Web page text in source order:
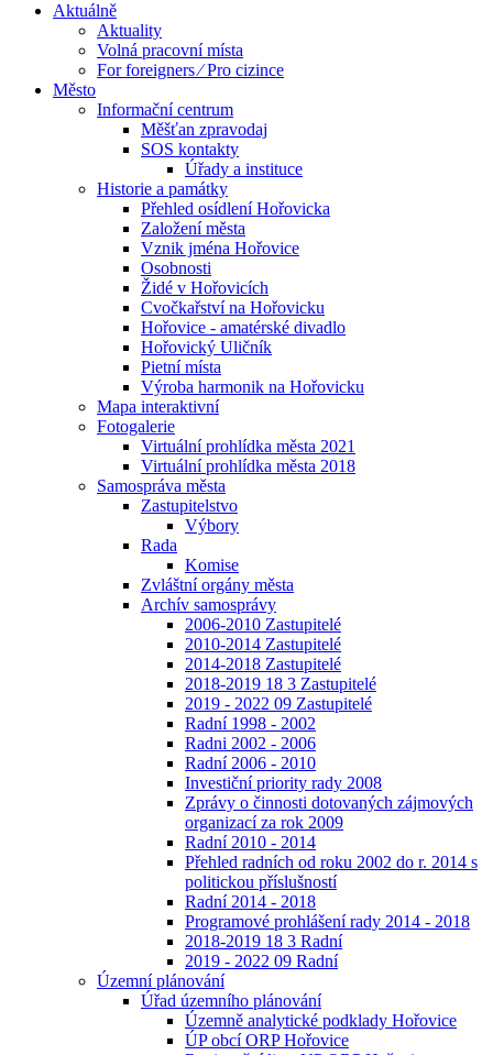
Aktuálně
Aktuality
Volná pracovní místa
For foreigners ⁄ Pro cizince
Město
Informační centrum
Měšťan zpravodaj
SOS kontakty
Úřady a instituce
Historie a památky
Přehled osídlení Hořovicka
Založení města
Vznik jména Hořovice
Osobnosti
Židé v Hořovicích
Cvočkařství na Hořovicku
Hořovice - amatérské divadlo
Hořovický Uličník
Pietní místa
Výroba harmonik na Hořovicku
Mapa interaktivní
Fotogalerie
Virtuální prohlídka města 2021
Virtuální prohlídka města 2018
Samospráva města
Zastupitelstvo
Výbory
Rada
Komise
Zvláštní orgány města
Archív samosprávy
2006-2010 Zastupitelé
2010-2014 Zastupitelé
2014-2018 Zastupitelé
2018-2019 18 3 Zastupitelé
2019 - 2022 09 Zastupitelé
Radní 1998 - 2002
Radni 2002 - 2006
Radní 2006 - 2010
Investiční priority rady 2008
Zprávy o činnosti dotovaných zájmových
organizací za rok 2009
Radní 2010 - 2014
Přehled radních od roku 2002 do r. 2014 s
politickou příslušností
Radní 2014 - 2018
Programové prohlášení rady 2014 - 2018
2018-2019 18 3 Radní
2019 - 2022 09 Radní
Územní plánování
Úřad územního plánování
Územně analytické podklady Hořovice
ÚP obcí ORP Hořovice